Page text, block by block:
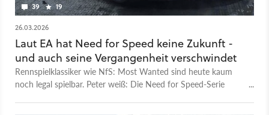
39 19
26.03.2026
Laut EA hat Need for Speed keine Zukunft -
und auch seine Vergangenheit verschwindet
Rennspielklassiker wie NfS: Most Wanted sind heute kaum
noch legal spielbar. Peter weiß: Die Need for Speed-Serie